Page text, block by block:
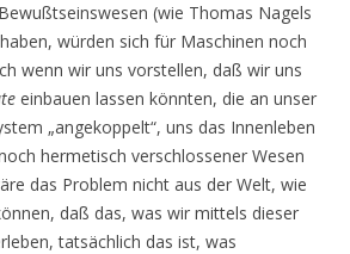
(wie Thomas Nagels
würden sich für Maschinen noch
wenn wir uns vorstellen, daß wir uns
einbauen lassen könnten, die an unser
„angekoppelt“, uns das Innenleben
hermetisch verschlossener Wesen
das Problem nicht aus der Welt, wie
daß das, was wir mittels dieser
tatsächlich das ist, was